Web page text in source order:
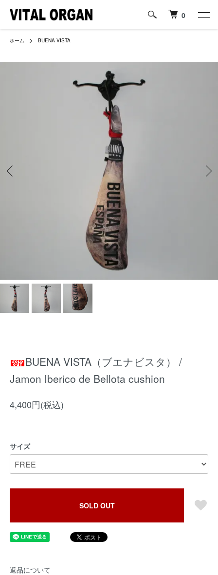
0
ホーム BUENA VISTA
BUENA VISTA（ブエナビスタ） /
Jamon Iberico de Bellota cushion
4,400円(税込)
サイズ
SOLD OUT
返品について